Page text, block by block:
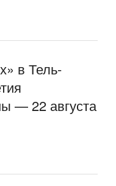
в Тель-
— 22 августа